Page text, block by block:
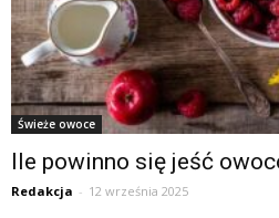
Świeże owoce
Ile powinno się jeść
Redakcja - 12 września 2025